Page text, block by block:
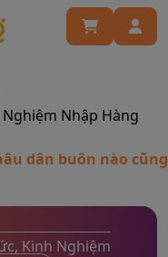
Nhập Hàng
dân buôn nào cũng
Kinh Nghiệm